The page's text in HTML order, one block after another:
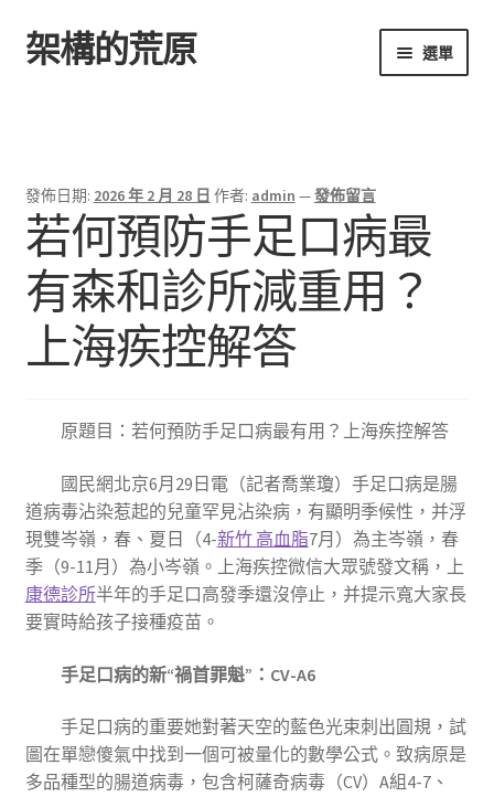
跳
至
跳
至
架構的荒原 選單
發佈日期: 2026 年 2 月 28 日 作者: admin —發佈留言
若何預防手足口病最
有森和診所減重用？
上海疾控解答
原題目：若何預防手足口病最有用？上海疾控解答
國民網北京6月29日電（記者喬業瓊）手足口病是腸
道病毒沾染惹起的兒童罕見沾染病，有顯明季候性，并浮
現雙岑嶺，春、夏日（4-新竹 高血脂7月）為主岑嶺，春
季（9-11月）為小岑嶺。上海疾控微信大眾號發文稱，上
康德診所半年的手足口高發季還沒停止，并提示寬大家長
要實時給孩子接種疫苗。
手足口病的新“禍首罪魁”：CV-A6
手足口病的重要她對著天空的藍色光束刺出圓規，試
圖在單戀傻氣中找到一個可被量化的數學公式。致病原是
多品種型的腸道病毒，包含柯薩奇病毒（CV）A組4-7、